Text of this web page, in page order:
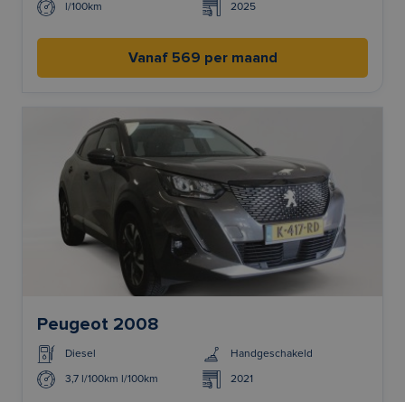
l/100km 2025
Vanaf 569 per maand
Peugeot 2008
Diesel Handgeschakeld
3,7 l/100km l/100km 2021